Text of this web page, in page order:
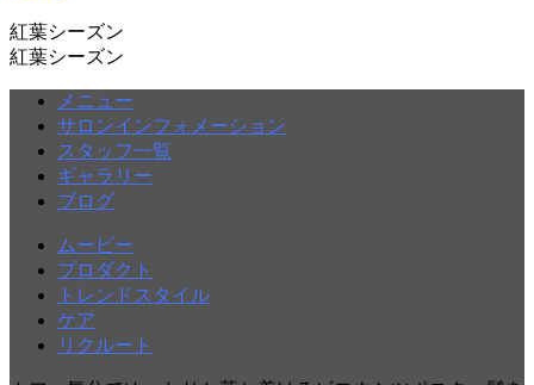
紅葉シーズン
紅葉シーズン
メニュー
サロンインフォメーション
スタッフ一覧
ギャラリー
ブログ
ムービー
プロダクト
トレンドスタイル
ケア
リクルート